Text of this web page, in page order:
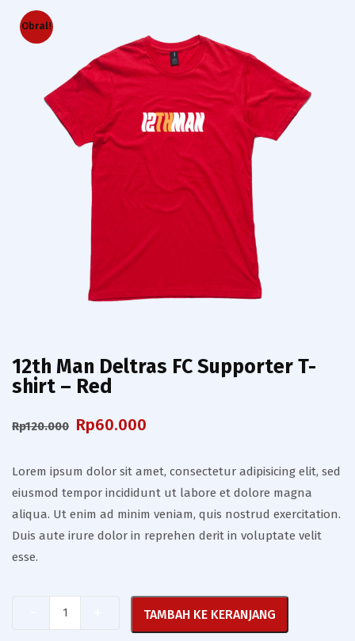
Obral!
12th Man Deltras FC Supporter T-
shirt – Red
Rp120.000 Harga
adalah:
Rp120.000.
Rp60.000
ini
adalah:
Rp60.000.
Lorem ipsum dolor sit amet, consectetur adipisicing elit, sed
eiusmod tempor incididunt ut labore et dolore magna
aliqua. Ut enim ad minim veniam, quis nostrud exercitation.
Duis aute irure dolor in reprehen derit in voluptate velit
esse.
Quantity
TAMBAH KE KERANJANG